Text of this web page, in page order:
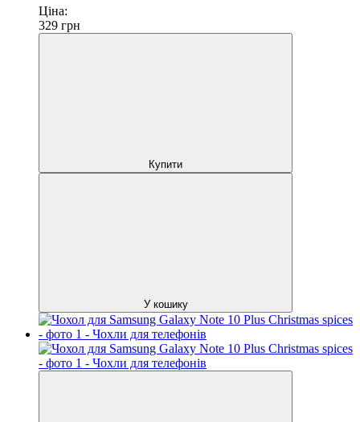
Ціна:
329 грн
Купити
У кошику